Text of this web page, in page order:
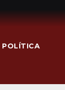
POLÍTICA